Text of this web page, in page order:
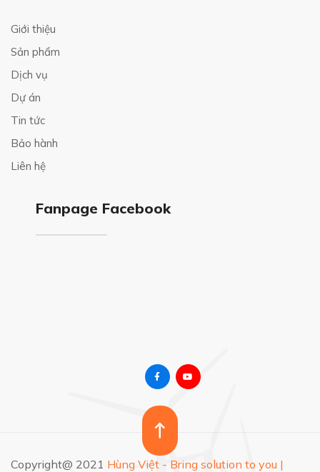
Giới thiệu
Sản phẩm
Dịch vụ
Dự án
Tin tức
Bảo hành
Liên hệ
Fanpage Facebook
Copyright@ 2021 Hùng Việt - Bring solution to you |